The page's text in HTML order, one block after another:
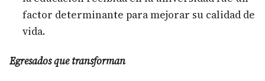
factor determinante para mejorar su calidad de
vida.
Egresados que transforman